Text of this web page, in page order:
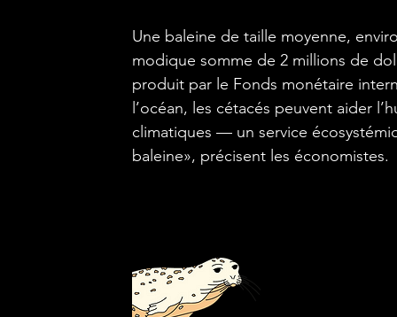
Une baleine de taille moyenne,
modique somme de 2 millions de
produit par le Fonds monétaire
l’océan, les cétacés peuvent aider
climatiques — un service
baleine», précisent les économistes.